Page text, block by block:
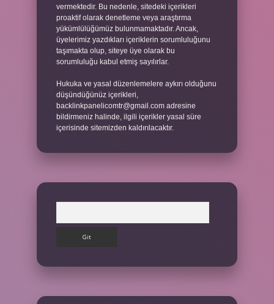
vermektedir. Bu nedenle, sitedeki içerikleri
proaktif olarak denetleme veya araştırma
yükümlülüğümüz bulunmamaktadır. Ancak,
üyelerimiz yazdıkları içeriklerin sorumluluğunu
taşımakta olup, siteye üye olarak bu
sorumluluğu kabul etmiş sayılırlar.
Hukuka ve yasal düzenlemelere aykırı olduğunu
düşündüğünüz içerikleri,
backlinkpanelicomtr@gmail.com adresine
bildirmeniz halinde, ilgili içerikler yasal süre
içerisinde sitemizden kaldırılacaktır.